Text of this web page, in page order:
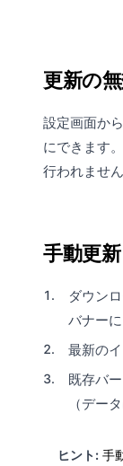
更新の
設定画面か
にできます
行われません
手動更新
ダウン
バナー
最新の
既存バ
（デー
ヒント: 手